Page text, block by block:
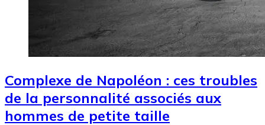
Complexe de Napoléon : ces troubles
de la personnalité associés aux
hommes de petite taille